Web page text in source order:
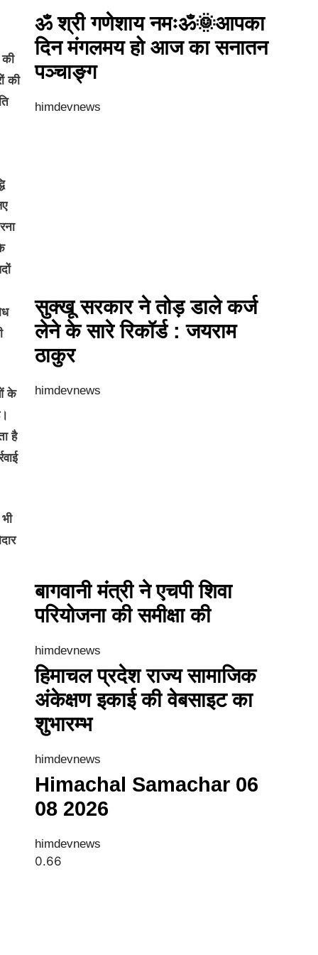
की
की
के
है
ॐ श्री गणेशाय नमःॐ🌞आपका
दिन मंगलमय हो आज का सनातन
पञ्चाङ्ग
himdevnews
सुक्खू सरकार ने तोड़ डाले कर्ज
लेने के सारे रिकॉर्ड : जयराम
ठाकुर
himdevnews
बागवानी मंत्री ने एचपी शिवा
परियोजना की समीक्षा की
himdevnews
हिमाचल प्रदेश राज्य सामाजिक
अंकेक्षण इकाई की वेबसाइट का
शुभारम्भ
himdevnews
Himachal Samachar 06
08 2026
himdevnews